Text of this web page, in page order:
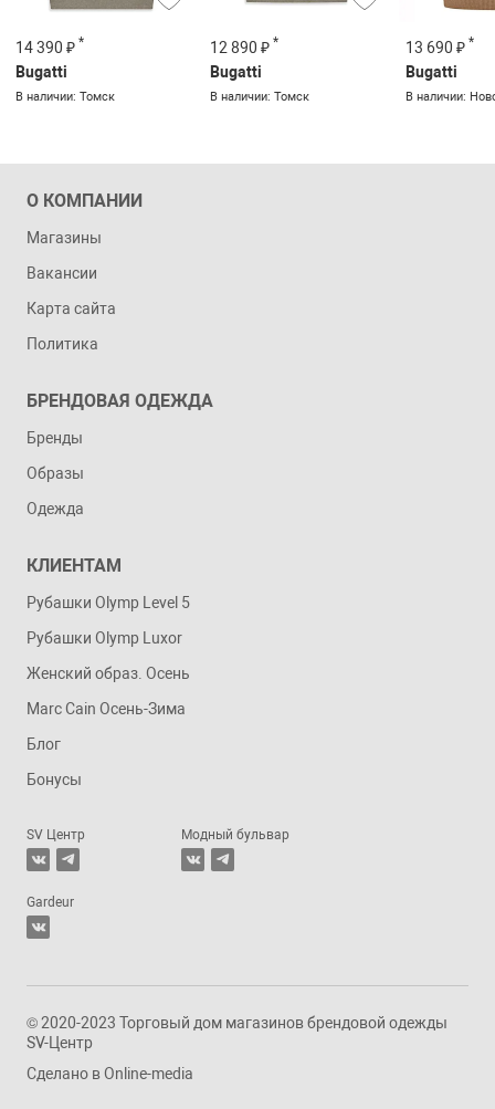
14 390 ₽ *
Bugatti
В наличии: Томск
12 890 ₽ *
Bugatti
В наличии: Томск
13 690 ₽ *
Bugatti
В наличии:
О КОМПАНИИ
Магазины
Вакансии
Карта сайта
Политика
БРЕНДОВАЯ ОДЕЖДА
Бренды
Образы
Одежда
КЛИЕНТАМ
Рубашки Olymp Level 5
Рубашки Olymp Luxor
Женский образ. Осень
Marc Cain Осень-Зима
Блог
Бонусы
SV Центр Модный бульвар
Gardeur
© 2020-2023 Торговый дом магазинов брендовой одежды
SV-Центр
Сделано вOnline-media